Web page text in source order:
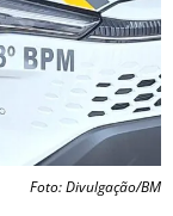
Foto: Divulgação/BM